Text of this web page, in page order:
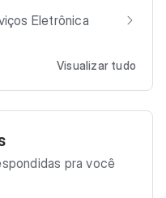
Eletrônica
Visualizar tudo
pra você